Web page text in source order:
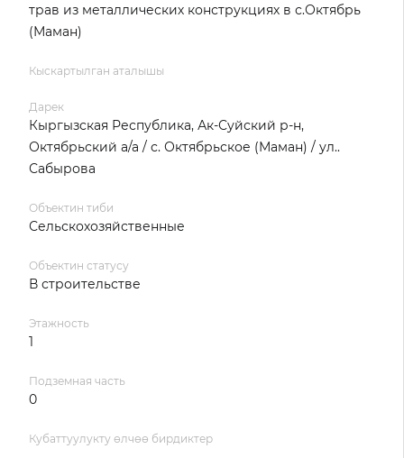
трав из металлических конструкциях в с.Октябрь
(Маман)
Кыскартылган аталышы
Дарек
Кыргызская Республика, Ак-Суйский р-н,
Октябрьский а/а / с. Октябрьское (Маман) / ул..
Сабырова
Объектин тиби
Сельскохозяйственные
Объектин статусу
В строительстве
Этажность
1
Подземная часть
0
Кубаттуулукту өлчөө бирдиктер